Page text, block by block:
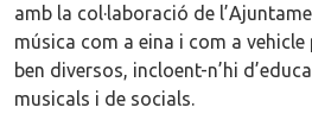
amb la col·laboració de
música com a eina i com a
ben diversos, incloent-n’hi
musicals i de socials.